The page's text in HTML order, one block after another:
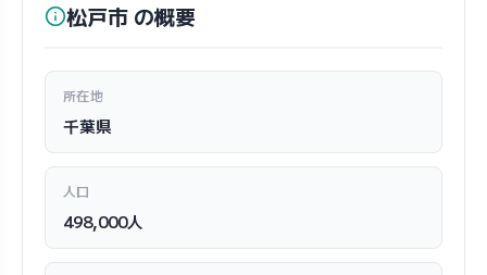
松戸市 の概要
所在地
千葉県
人口
498,000人